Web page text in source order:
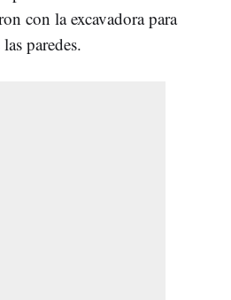
con la excavadora para
paredes.